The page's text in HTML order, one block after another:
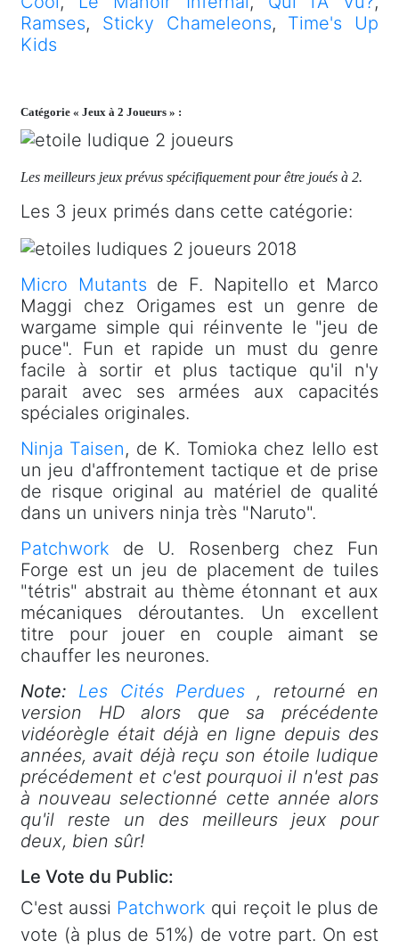
Ramses, Sticky Chameleons, Time's Up
Kids
Catégorie « Jeux à 2 Joueurs » :
Les meilleurs jeux prévus spécifiquement pour être joués à 2.
Les 3 jeux primés dans cette catégorie:
Micro Mutants de F. Napitello et Marco
Maggi chez Origames est un genre de
wargame simple qui réinvente le "jeu de
puce". Fun et rapide un must du genre
facile à sortir et plus tactique qu'il n'y
parait avec ses armées aux capacités
spéciales originales.
Ninja Taisen, de K. Tomioka chez Iello est
un jeu d'affrontement tactique et de prise
de risque original au matériel de qualité
dans un univers ninja très "Naruto".
Patchwork de U. Rosenberg chez Fun
Forge est un jeu de placement de tuiles
"tétris" abstrait au thème étonnant et aux
mécaniques déroutantes. Un excellent
titre pour jouer en couple aimant se
chauffer les neurones.
Note:
Les Cités Perdues , retourné en
version HD alors que sa précédente
vidéorègle était déjà en ligne depuis des
années, avait déjà reçu son étoile ludique
précédement et c'est pourquoi il n'est pas
à nouveau selectionné cette année alors
qu'il reste un des meilleurs jeux pour
deux, bien sûr!
Le Vote du Public:
C'est aussi Patchwork qui reçoit le plus de
vote (à plus de 51%) de votre part. On est